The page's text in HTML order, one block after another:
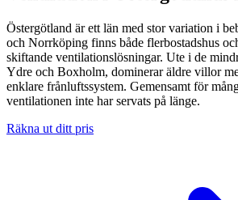
Östergötland är ett län med stor variation i
och Norrköping finns både flerbostadshus
skiftande ventilationslösningar. Ute i de
Ydre och Boxholm, dominerar äldre villor
enklare frånluftssystem. Gemensamt för
ventilationen inte har servats på länge.
Räkna ut ditt pris